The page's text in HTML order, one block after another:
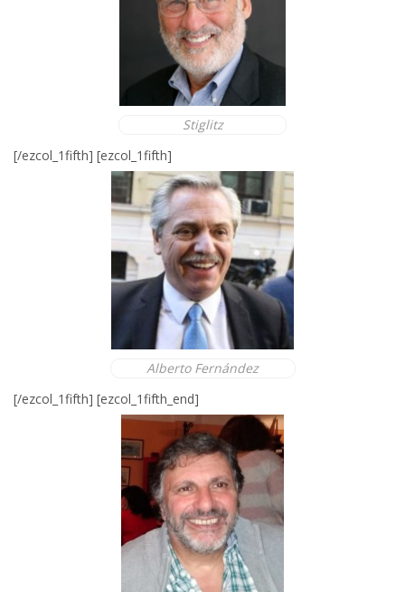
Stiglitz
[/ezcol_1fifth] [ezcol_1fifth]
Alberto Fernández
[/ezcol_1fifth] [ezcol_1fifth_end]